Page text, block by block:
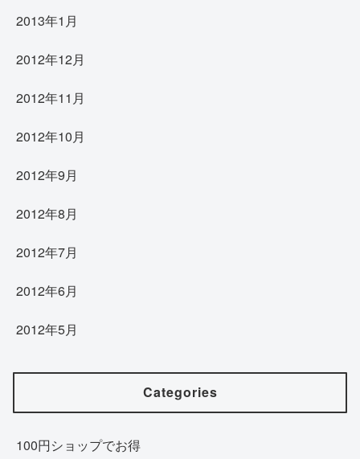
2013年1月
2012年12月
2012年11月
2012年10月
2012年9月
2012年8月
2012年7月
2012年6月
2012年5月
Categories
100円ショップでお得